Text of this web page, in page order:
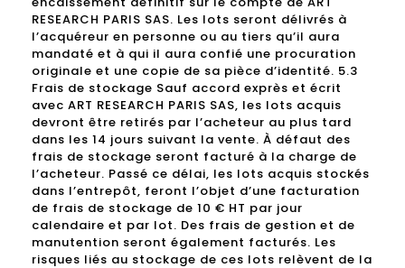
RESEARCH PARIS SAS. Les lots seront délivrés à
l’acquéreur en personne ou au tiers qu’il aura
mandaté et à qui il aura confié une procuration
originale et une copie de sa pièce d’identité. 5.3
Frais de stockage Sauf accord exprès et écrit
avec ART RESEARCH PARIS SAS, les lots acquis
devront être retirés par l’acheteur au plus tard
dans les 14 jours suivant la vente. À défaut des
frais de stockage seront facturé à la charge de
l’acheteur. Passé ce délai, les lots acquis stockés
dans l’entrepôt, feront l’objet d’une facturation
de frais de stockage de 10 € HT par jour
calendaire et par lot. Des frais de gestion et de
manutention seront également facturés. Les
risques liés au stockage de ces lots relèvent de la